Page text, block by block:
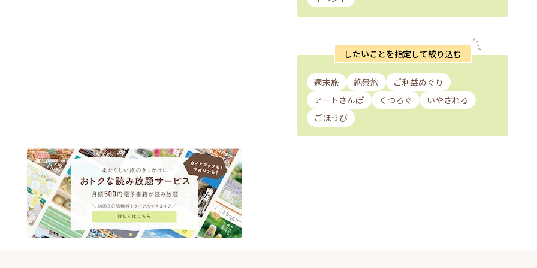
したいことを指定して絞り込む
週末旅 絶景旅
ご利益めぐり
アートさんぽ
くつろぐ
いやされる
ごほうび